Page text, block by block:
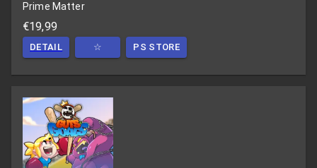
Prime Matter
€19,99
DETAIL ☆ PS STORE